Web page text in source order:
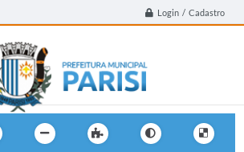
Login / Cadastro